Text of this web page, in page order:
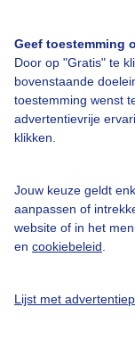
Geef toestemming
Door op "Gratis" te
bovenstaande
toestemming wenst
advertentievrije
klikken.
Jouw keuze geldt
aanpassen of
website of in het
en cookiebeleid
Lijst met
Contact
Toegankelijkheid
Adverteren
Privacy beleid
Cookie beleid